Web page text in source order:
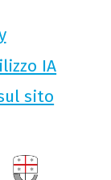
IA
sito